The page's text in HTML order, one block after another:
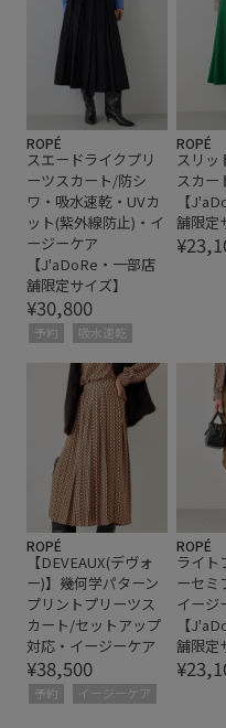
ROPÉ
スエードライクプリ
ーツスカート/防シ
ワ・吸水速乾・UVカ
ット(紫外線防止)・イ
ージーケア
【J'aDoRe・一部店
舗限定サイズ】
¥30,800
予約 吸水速乾
ROPÉ
スリッ
スカー
【
舗限定
ROPÉ
【DEVEAUX(デヴォ
ー)】幾何学パターン
プリントプリーツス
カート/セットアップ
対応・イージーケア
¥38,500
予約 イージーケア
ROPÉ
ライト
ーセミ
イージ
【
舗限定